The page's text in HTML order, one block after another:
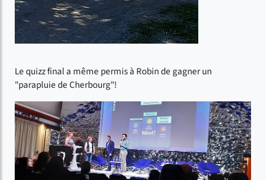
Le quizz final a même permis à Robin de gagner un
"parapluie de Cherbourg"!